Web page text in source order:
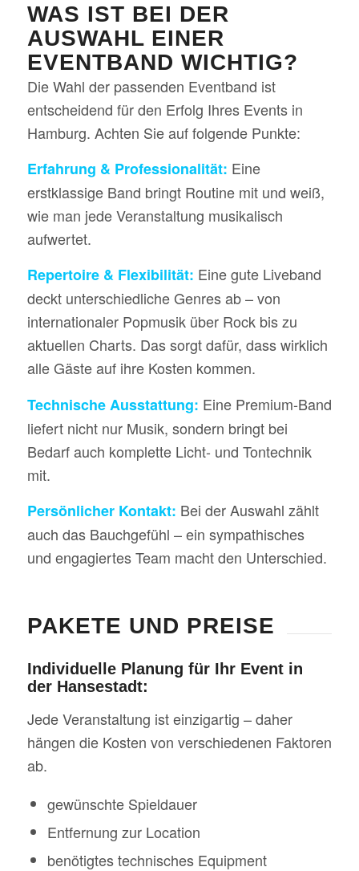
WAS IST BEI DER
AUSWAHL EINER
EVENTBAND WICHTIG?
Die Wahl der passenden Eventband ist
entscheidend für den Erfolg Ihres Events in
Hamburg. Achten Sie auf folgende Punkte:
Erfahrung & Professionalität: Eine
erstklassige Band bringt Routine mit und weiß,
wie man jede Veranstaltung musikalisch
aufwertet.
Repertoire & Flexibilität: Eine gute Liveband
deckt unterschiedliche Genres ab – von
internationaler Popmusik über Rock bis zu
aktuellen Charts. Das sorgt dafür, dass wirklich
alle Gäste auf ihre Kosten kommen.
Technische Ausstattung: Eine Premium-Band
liefert nicht nur Musik, sondern bringt bei
Bedarf auch komplette Licht- und Tontechnik
mit.
Persönlicher Kontakt: Bei der Auswahl zählt
auch das Bauchgefühl – ein sympathisches
und engagiertes Team macht den Unterschied.
PAKETE UND PREISE
Individuelle Planung für Ihr Event in
der Hansestadt:
Jede Veranstaltung ist einzigartig – daher
hängen die Kosten von verschiedenen Faktoren
ab.
gewünschte Spieldauer
Entfernung zur Location
benötigtes technisches Equipment